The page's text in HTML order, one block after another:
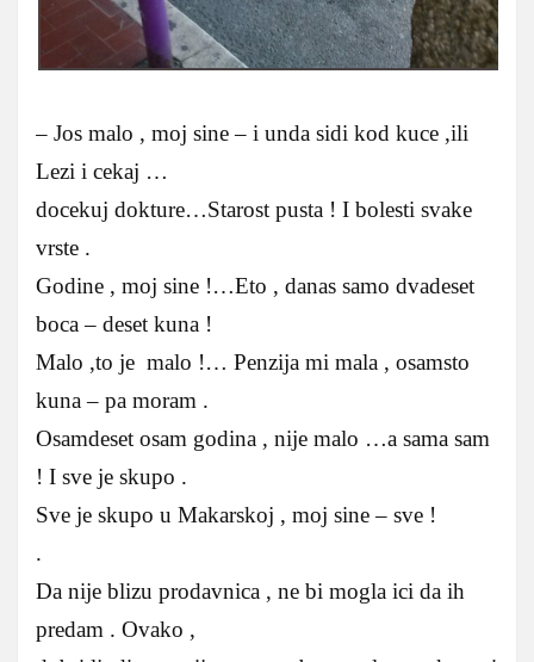
– Jos malo , moj sine – i unda sidi kod kuce ,ili
Lezi i cekaj …
docekuj dokture…Starost pusta ! I bolesti svake
vrste .
Godine , moj sine !…Eto , danas samo dvadeset
boca – deset kuna !
Malo ,to je malo !… Penzija mi mala , osamsto
kuna – pa moram .
Osamdeset osam godina , nije malo …a sama sam
! I sve je skupo .
Sve je skupo u Makarskoj , moj sine – sve !
.
Da nije blizu prodavnica , ne bi mogla ici da ih
predam . Ovako ,